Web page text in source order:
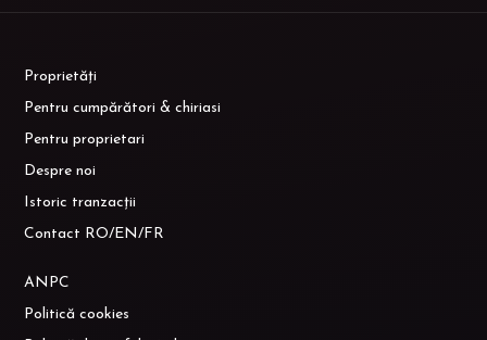
Proprietăți
Pentru cumpărători & chiriasi
Pentru proprietari
Despre noi
Istoric tranzacții
Contact RO/EN/FR
ANPC
Politică cookies